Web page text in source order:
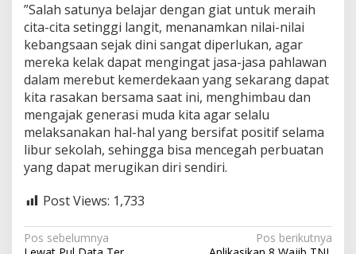
”Salah satunya belajar dengan giat untuk meraih
cita-cita setinggi langit, menanamkan nilai-nilai
kebangsaan sejak dini sangat diperlukan, agar
mereka kelak dapat mengingat jasa-jasa pahlawan
dalam merebut kemerdekaan yang sekarang dapat
kita rasakan bersama saat ini, menghimbau dan
mengajak generasi muda kita agar selalu
melaksanakan hal-hal yang bersifat positif selama
libur sekolah, sehingga bisa mencegah perbuatan
yang dapat merugikan diri sendiri.
Post Views: 1,733
N
Pos sebelumnya
Pos berikutnya